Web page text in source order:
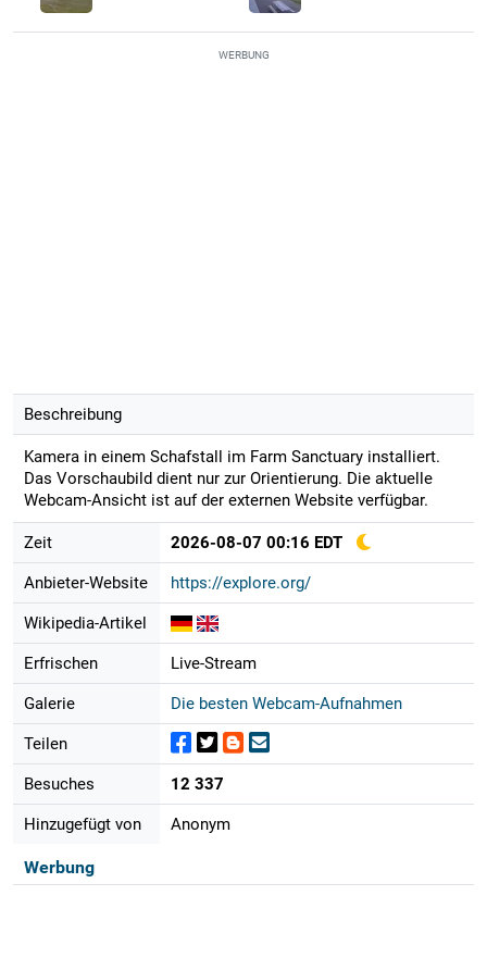
WERBUNG
Beschreibung
Kamera in einem Schafstall im Farm Sanctuary installiert.
Das Vorschaubild dient nur zur Orientierung. Die aktuelle
Webcam-Ansicht ist auf der externen Website verfügbar.
Zeit 2026-08-07 00:16 EDT
Anbieter-Website https://explore.org/
Wikipedia-Artikel
Erfrischen Live-Stream
Galerie Die besten Webcam-Aufnahmen
Teilen
Besuches 12 337
Hinzugefügt von Anonym
Werbung